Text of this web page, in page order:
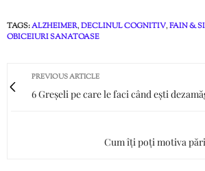
TAGS:ALZHEIMER,DECLINUL COGNITIV,FAIN &
OBICEIURI SANATOASE
PREVIOUS ARTICLE
6 Greșeli pe care le faci când ești
Cum îți poți motiva